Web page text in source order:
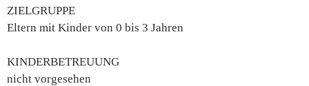
ZIELGRUPPE
Eltern mit Kinder von 0 bis 3 Jahren
KINDERBETREUUNG
nicht vorgesehen